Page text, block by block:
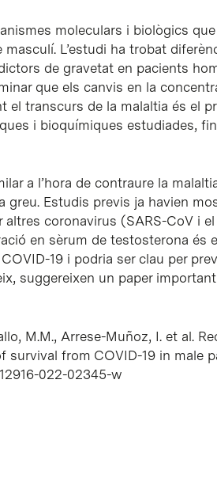
moleculars i biològics
masculí. L’estudi ha trobat
de gravetat en pacients
que els canvis en la
el transcurs de la malaltia és el
i bioquímiques estudiades,
a l’hora de contraure la
Estudis previs ja havien
coronavirus (SARS-CoV i el
en sèrum de testosterona és
19 i podria ser clau per
suggereixen un paper
M.M., Arrese-Muñoz, I. et al.
from COVID-19 in male
022-02345-w